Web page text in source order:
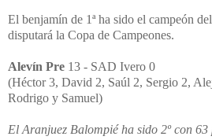
El benjamín de 1ª ha sido el campeón
disputará la Copa de Campeones.
Alevín Pre 13 - SAD Ivero 0
(Héctor 3, David 2, Saúl 2, Sergio 2,
Rodrigo y Samuel)
El Aranjuez Balompié ha sido 2º con 63